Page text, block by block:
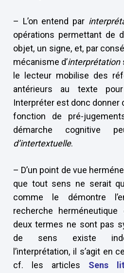
– L’on entend par
opérations permettant de
objet, un signe, et, par
mécanisme d’interprétation
le lecteur mobilise des
antérieurs au texte
Interpréter est donc donner
fonction de pré-
démarche cognitive
d’intertextuelle.
– D’un point de vue
que tout sens ne serait
comme le démontre
recherche
deux termes ne sont pas
de sens existe
l’interprétation, il s’agit en
cf. les articles Sens